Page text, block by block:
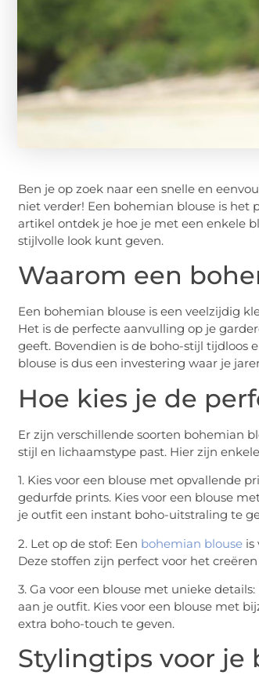
Ben je op zoek naar een snelle en
niet verder! Een bohemian blouse is
artikel ontdek je hoe je met een enkele
stijlvolle look kunt geven.
Waarom een
Een bohemian blouse is een veelzijdig
Het is de perfecte aanvulling op je
geeft. Bovendien is de boho-stijl tijdloos
blouse is dus een investering waar je
Hoe kies je de
Er zijn verschillende soorten bohemian
stijl en lichaamstype past. Hier zijn
1. Kies voor een blouse met opvallende
gedurfde prints. Kies voor een blouse
je outfit een instant boho-uitstraling te
2. Let op de stof: Een bohemian blouse is
Deze stoffen zijn perfect voor het
3. Ga voor een blouse met unieke
aan je outfit. Kies voor een blouse met
extra boho-touch te geven.
Stylingtips voor je